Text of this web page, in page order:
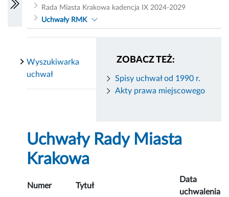
Rada Miasta Krakowa kadencja IX 2024-2029
Uchwały RMK
ZOBACZ TEŻ:
Spisy uchwał od 1990 r.
Akty prawa miejscowego
Wyszukiwarka
uchwał
Uchwały Rady Miasta
Krakowa
Numer Tytuł
Data
uchwalenia